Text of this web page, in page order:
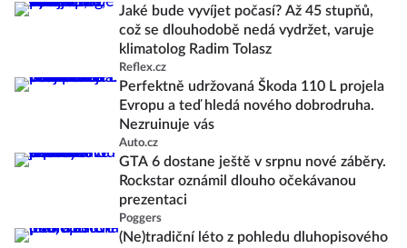
Jaké bude vyvíjet počasí? Až 45 stupňů,
což se dlouhodobě nedá vydržet, varuje
klimatolog Radim Tolasz
Reflex.cz
Perfektně udržovaná Škoda 110 L projela
Evropu a teď hledá nového dobrodruha.
Nezruinuje vás
Auto.cz
GTA 6 dostane ještě v srpnu nové záběry.
Rockstar oznámil dlouho očekávanou
prezentaci
Poggers
(Ne)tradiční léto z pohledu dluhopisového